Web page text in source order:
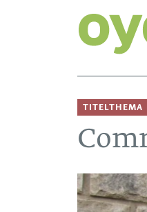
TITELTHEMA